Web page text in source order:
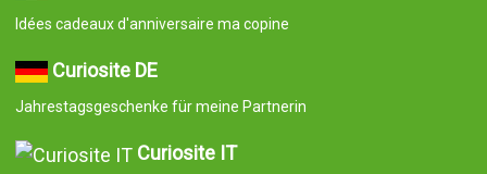
Idées cadeaux d'anniversaire ma copine
Curiosite DE
Jahrestagsgeschenke für meine Partnerin
Curiosite IT